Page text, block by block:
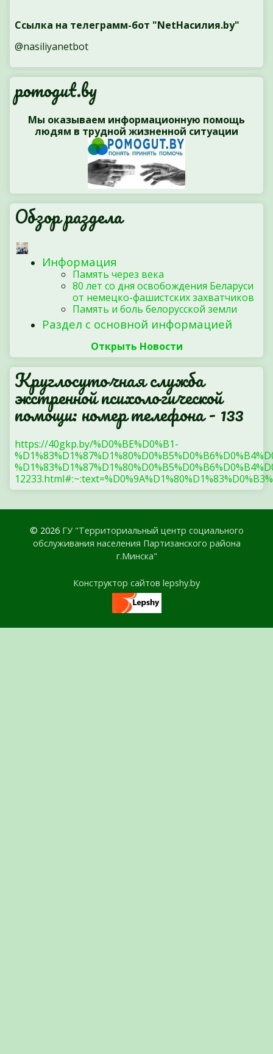
Ссылка на телеграмм-бот "NetНасилия.by"
@nasiliyanetbot
pomogut.by
Мы оказываем информационную помощь
людям в трудной жизненной ситуации
Обзор раздела
Информация
Память через века
80 лет со дня освобождения Беларуси
от немецко-фашистских захватчиков
Память и боль белорусской земли
Раздел с основной информацией
Открыть Новости
Круглосуточная служба
экстренной психологической
помощи: номер телефона - 133
https://40gkp.by/%D0%BE%D0%B1-
© 2026 ГУ "Территориальный центр социального
обслуживания населения Партизанского района
г.Минска"
Конструктор сайтов lepshy.by